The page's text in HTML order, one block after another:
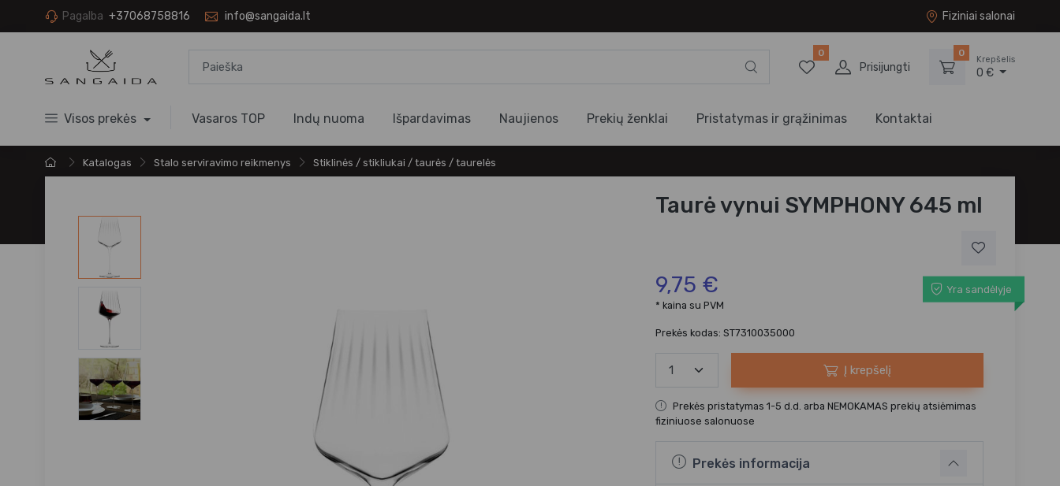
Pagalba +37068758816 info@sangaida.lt Fiziniai salonai
0
Prisijungti
0
Krepšelis
0 €
Visos prekės Vasaros TOP Indų nuoma Išpardavimas Naujienos Prekių ženklai Pristatymas ir grąžinimas Kontaktai
Katalogas Stalo serviravimo reikmenys Stiklinės / stikliukai / taurės / taurelės
Taurė vynui SYMPHONY 645 ml
9,75 €
Yra sandėlyje
* kaina su PVM
Prekės kodas: ST7310035000
Į krepšelį
Prekės pristatymas 1-5 d.d. arba NEMOKAMAS prekių atsiėmimas
fiziniuose salonuose
Prekės informacija